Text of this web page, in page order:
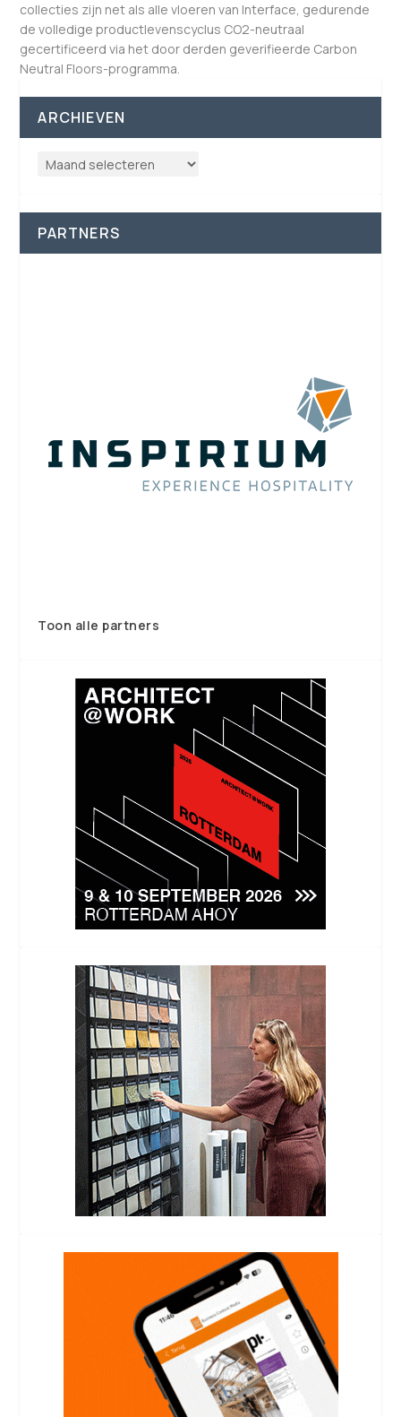
collecties zijn net als alle vloeren van Interface, gedurende
de volledige productlevenscyclus CO2-neutraal
gecertificeerd via het door derden geverifieerde Carbon
Neutral Floors-programma.
ARCHIEVEN
PARTNERS
Toon alle partners